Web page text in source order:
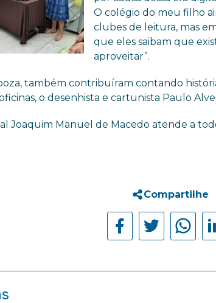
O colégio do meu filho
clubes de leitura, mas
que eles saibam que
aproveitar”.
também contribuíram contando
o desenhista e cartunista Paulo
Joaquim Manuel de Macedo atende a
Compartilhe